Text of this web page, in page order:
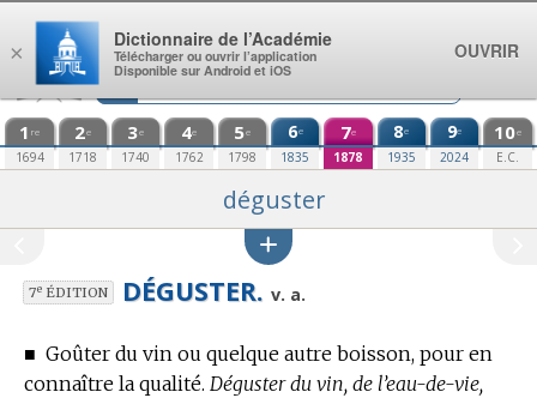
Aller au contenu
1 re
1694
2e
1718
3e
1740
4e
1762
5e
1798
6e
1835
7e
1878
8e
1935
9e
2024
10e
E.C.
déguster
7eÉDITION DÉGUSTER. v. a.
■ Goûter du vin ou quelque autre boisson, pour en
connaître la qualité. Déguster du vin, de l’eau-de-vie,
×
Dictionnaire de l’Académie
Télécharger ou ouvrir l’application
Disponible sur Android et iOS
OUVRIR